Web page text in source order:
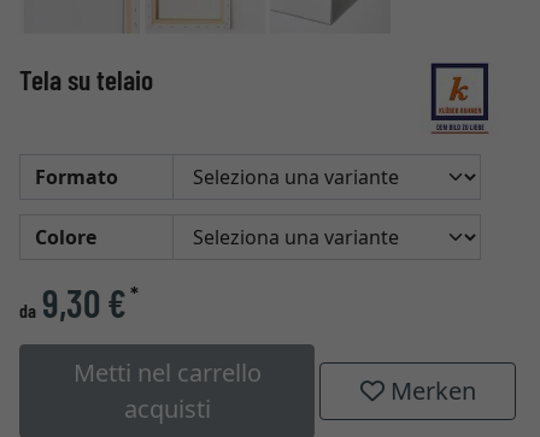
Tela su telaio
Formato
Colore
da 9,30 €*
Metti nel carrello
acquisti
Merken